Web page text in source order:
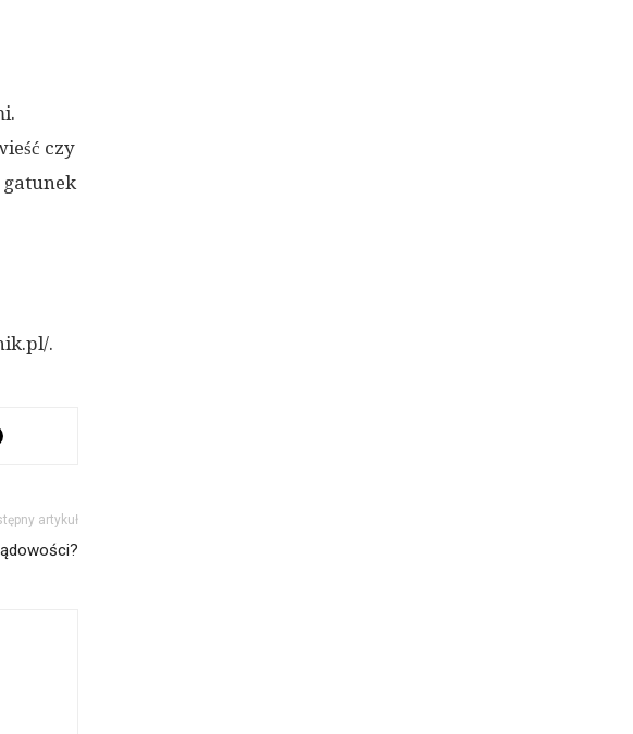
czy
gatunek
.
artykuł